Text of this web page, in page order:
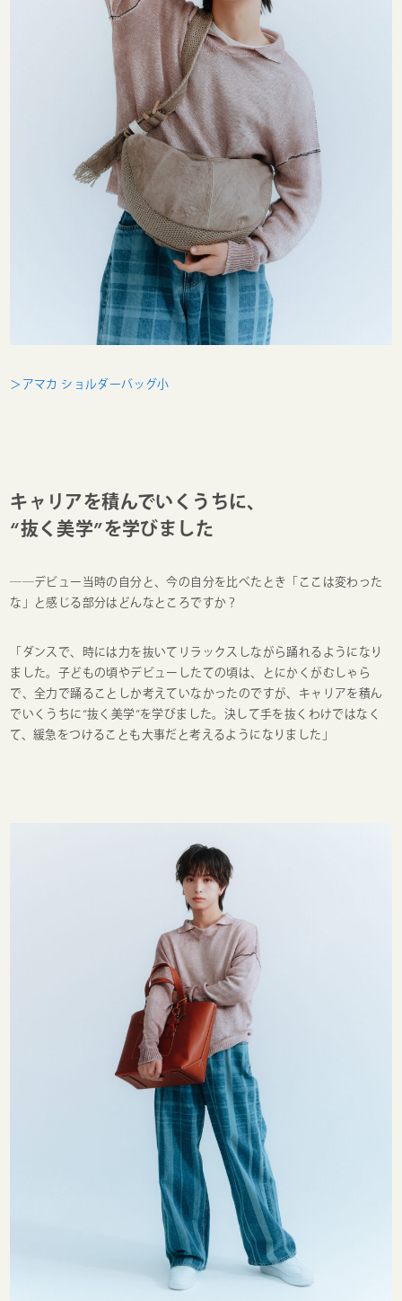
＞アマカ ショルダーバッグ小
キャリアを積んでいくうちに、
“抜く美学”を学びました
──デビュー当時の自分と、今の自分を比べたとき「ここは変わった
な」と感じる部分はどんなところですか？
「ダンスで、時には力を抜いてリラックスしながら踊れるようになり
ました。子どもの頃やデビューしたての頃は、とにかくがむしゃら
で、全力で踊ることしか考えていなかったのですが、キャリアを積ん
でいくうちに“抜く美学”を学びました。決して手を抜くわけではなく
て、緩急をつけることも大事だと考えるようになりました」